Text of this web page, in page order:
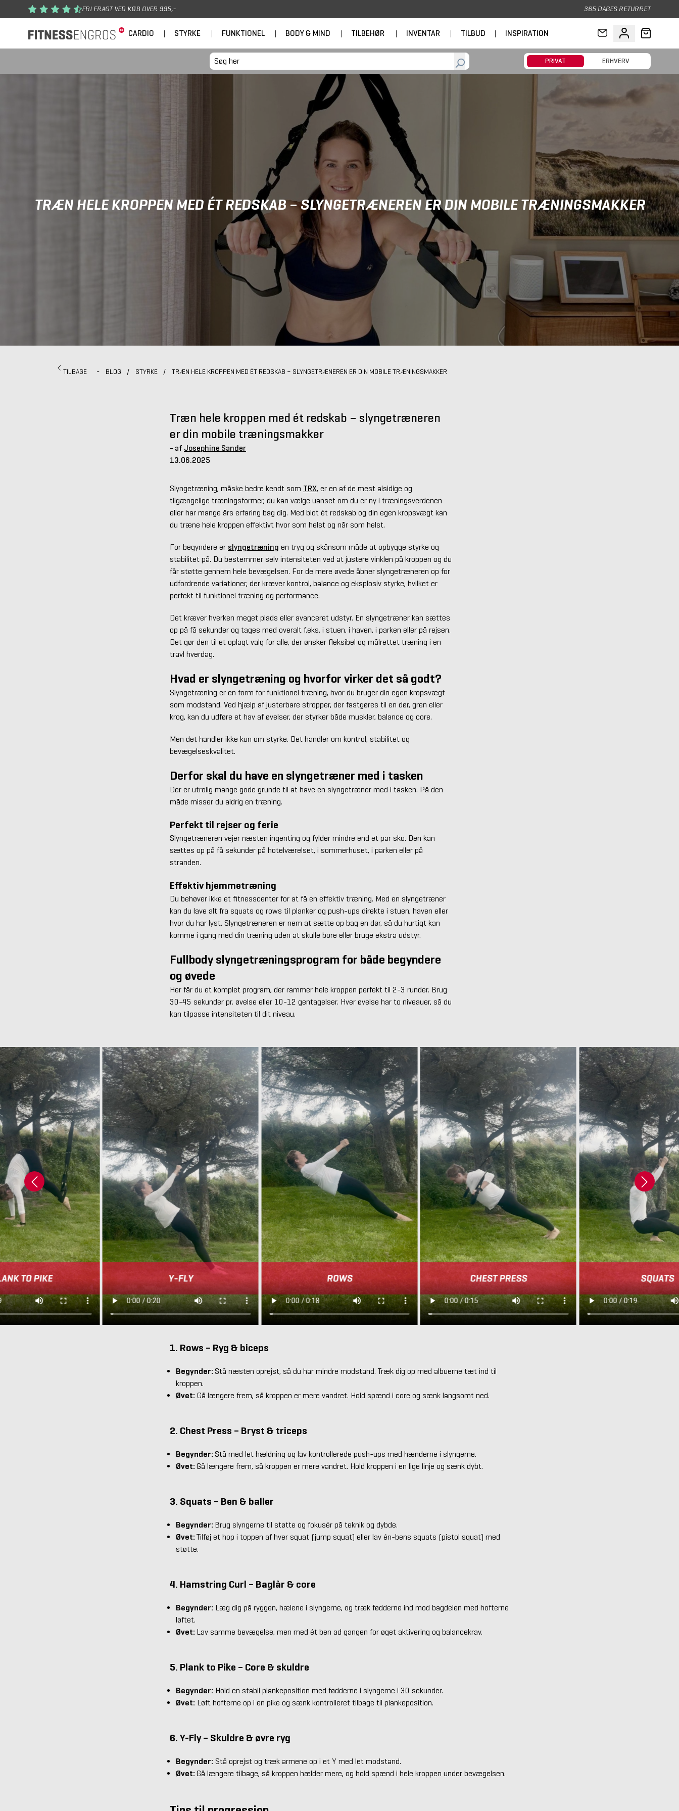
Gå til hovedindhold FRI FRAGT VED KØB OVER 995,- 365 DAGES RETURRET
CARDIO | STYRKE | FUNKTIONEL | BODY & MIND | TILBEHØR | INVENTAR | TILBUD | INSPIRATION
PRIVAT ERHVERV
TRÆN HELE KROPPEN MED ÉT REDSKAB – SLYNGETRÆNEREN ER DIN MOBILE TRÆNINGSMAKKER
TILBAGE - BLOG / STYRKE / TRÆN HELE KROPPEN MED ÉT REDSKAB – SLYNGETRÆNEREN ER DIN MOBILE TRÆNINGSMAKKER
Træn hele kroppen med ét redskab – slyngetræneren
er din mobile træningsmakker
- af Josephine Sander
13.06.2025
Slyngetræning, måske bedre kendt som TRX, er en af de mest alsidige og
tilgængelige træningsformer, du kan vælge uanset om du er ny i træningsverdenen
eller har mange års erfaring bag dig. Med blot ét redskab og din egen kropsvægt kan
du træne hele kroppen effektivt hvor som helst og når som helst.
For begyndere er slyngetræning en tryg og skånsom måde at opbygge styrke og
stabilitet på. Du bestemmer selv intensiteten ved at justere vinklen på kroppen og du
får støtte gennem hele bevægelsen. For de mere øvede åbner slyngetræneren op for
udfordrende variationer, der kræver kontrol, balance og eksplosiv styrke, hvilket er
perfekt til funktionel træning og performance.
Det kræver hverken meget plads eller avanceret udstyr. En slyngetræner kan sættes
op på få sekunder og tages med overalt f.eks. i stuen, i haven, i parken eller på rejsen.
Det gør den til et oplagt valg for alle, der ønsker fleksibel og målrettet træning i en
travl hverdag.
Hvad er slyngetræning og hvorfor virker det så godt?
Slyngetræning er en form for funktionel træning, hvor du bruger din egen kropsvægt
som modstand. Ved hjælp af justerbare stropper, der fastgøres til en dør, gren eller
krog, kan du udføre et hav af øvelser, der styrker både muskler, balance og core.
Men det handler ikke kun om styrke. Det handler om kontrol, stabilitet og
bevægelseskvalitet.
Derfor skal du have en slyngetræner med i tasken
Der er utrolig mange gode grunde til at have en slyngetræner med i tasken. På den
måde misser du aldrig en træning.
Perfekt til rejser og ferie
Slyngetræneren vejer næsten ingenting og fylder mindre end et par sko. Den kan
sættes op på få sekunder på hotelværelset, i sommerhuset, i parken eller på
stranden.
Effektiv hjemmetræning
Du behøver ikke et fitnesscenter for at få en effektiv træning. Med en slyngetræner
kan du lave alt fra squats og rows til planker og push-ups direkte i stuen, haven eller
hvor du har lyst. Slyngetræneren er nem at sætte op bag en dør, så du hurtigt kan
komme i gang med din træning uden at skulle bore eller bruge ekstra udstyr.
Fullbody slyngetræningsprogram for både begyndere
og øvede
Her får du et komplet program, der rammer hele kroppen perfekt til 2-3 runder. Brug
30-45 sekunder pr. øvelse eller 10-12 gentagelser. Hver øvelse har to niveauer, så du
kan tilpasse intensiteten til dit niveau.
1. Rows – Ryg & biceps
Begynder: Stå næsten oprejst, så du har mindre modstand. Træk dig op med albuerne tæt ind til
kroppen.
Øvet: Gå længere frem, så kroppen er mere vandret. Hold spænd i core og sænk langsomt ned.
2. Chest Press – Bryst & triceps
Begynder: Stå med let hældning og lav kontrollerede push-ups med hænderne i slyngerne.
Øvet: Gå længere frem, så kroppen er mere vandret. Hold kroppen i en lige linje og sænk dybt.
3. Squats – Ben & baller
Begynder: Brug slyngerne til støtte og fokusér på teknik og dybde.
Øvet: Tilføj et hop i toppen af hver squat (jump squat) eller lav én-bens squats (pistol squat) med
støtte.
4. Hamstring Curl – Baglår & core
Begynder: Læg dig på ryggen, hælene i slyngerne, og træk fødderne ind mod bagdelen med hofterne
løftet.
Øvet: Lav samme bevægelse, men med ét ben ad gangen for øget aktivering og balancekrav.
5. Plank to Pike – Core & skuldre
Begynder: Hold en stabil plankeposition med fødderne i slyngerne i 30 sekunder.
Øvet: Løft hofterne op i en pike og sænk kontrolleret tilbage til plankeposition.
6. Y-Fly – Skuldre & øvre ryg
Begynder: Stå oprejst og træk armene op i et Y med let modstand.
Øvet: Gå længere tilbage, så kroppen hælder mere, og hold spænd i hele kroppen under bevægelsen.